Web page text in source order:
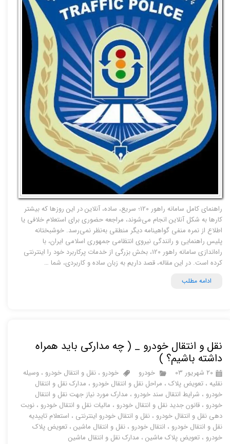
راهنمای کامل سامانه راهور 120؛ سریع، ساده، آنلاین در این روزها که بیشتر
کارها به شکل آنلاین انجام می‌شوند، مراجعه حضوری برای استعلام خلافی یا
اطلاع از نمره منفی گواهینامه دیگر منطقی به‌نظر نمی‌رسد. خوشبختانه
پلیس راهنمایی و رانندگی نیروی انتظامی جمهوری اسلامی ایران، با
راه‌اندازی سامانه راهور 120، بخش بزرگی از خدمات پرکاربرد خود را اینترنتی
کرده است. در این مقاله، قصد داریم به زبان ساده و کاربردی، شما …
ادامه مطلب
نقل و انتقال خودرو _ ( چه مدارکی باید همراه
داشته باشیم؟ )
۲۰ شهریور ۰۳ خودرو خودرو ،نقل و انتقال خودرو ،وسیله
نقلیه ،تعویض پلاک ، مراحل نقل و انتقال خودرو ، مدارک نقل و انتقال
خودرو ، شرایط انتقال سند خودرو ، مدارک مورد نیاز جهت نقل و انتقال
خودرو ،قانون جدید نقل و انتقال خودرو ، مالیات نقل و انتقال خودرو ،نوبت
دهی نقل و انتقال خودرو ،نقل و انتقال خودرو اینترنتی ، استعلام تاییدیه
نقل و انتقال خودرو ، انتقال خودرو ،نقل و انتقال ماشین ،تعویض پلاک
خودرو ،تعویض پلاک ماشین ، مدارک نقل و انتقال ماشین